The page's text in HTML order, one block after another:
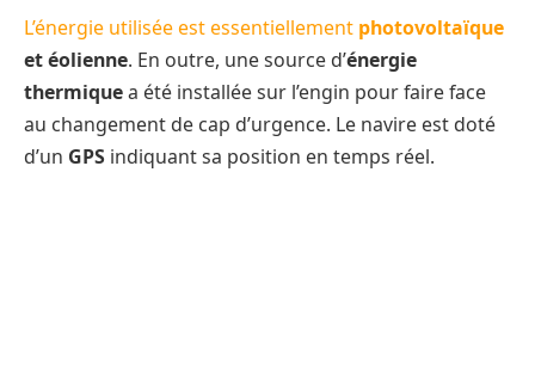
L’énergie utilisée est essentiellement photovoltaïque
et éolienne. En outre, une source d’énergie
thermiquea été installée sur l’engin pour faire face
au changement de cap d’urgence. Le navire est doté
d’un GPS indiquant sa position en temps réel.